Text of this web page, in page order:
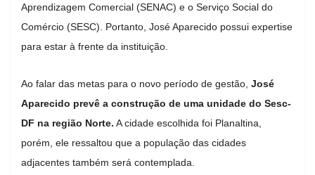
Aprendizagem Comercial (SENAC) e o Serviço Social do
Comércio (SESC). Portanto, José Aparecido possui expertise
para estar à frente da instituição.
Ao falar das metas para o novo período de gestão, José
Aparecido prevê a construção de uma unidade do Sesc-
DF na região Norte. A cidade escolhida foi Planaltina,
porém, ele ressaltou que a população das cidades
adjacentes também será contemplada.